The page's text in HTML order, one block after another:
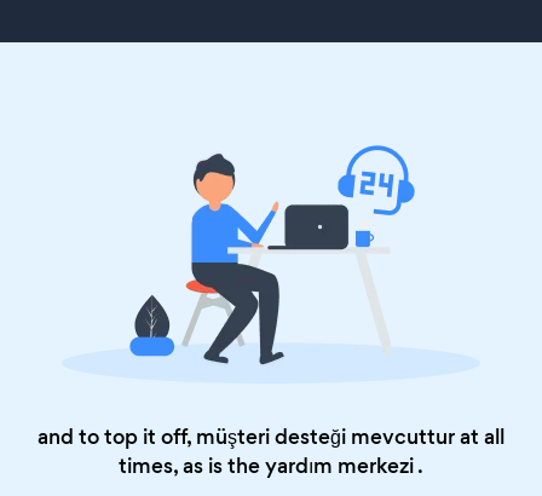
and to top it off, müşteri desteği mevcuttur at all
times, as is theyardım merkezi.